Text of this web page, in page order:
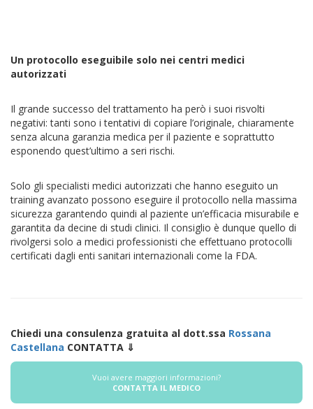
Un protocollo eseguibile solo nei centri medici
autorizzati
Il grande successo del trattamento ha però i suoi risvolti
negativi: tanti sono i tentativi di copiare l’originale, chiaramente
senza alcuna garanzia medica per il paziente e soprattutto
esponendo quest’ultimo a seri rischi.
Solo gli specialisti medici autorizzati che hanno eseguito un
training avanzato possono eseguire il protocollo nella massima
sicurezza garantendo quindi al paziente un’efficacia misurabile e
garantita da decine di studi clinici. Il consiglio è dunque quello di
rivolgersi solo a medici professionisti che effettuano protocolli
certificati dagli enti sanitari internazionali come la FDA.
Chiedi una consulenza gratuita al dott.ssa Rossana
Castellana CONTATTA ⇓
Vuoi avere maggiori informazioni?
CONTATTA IL MEDICO